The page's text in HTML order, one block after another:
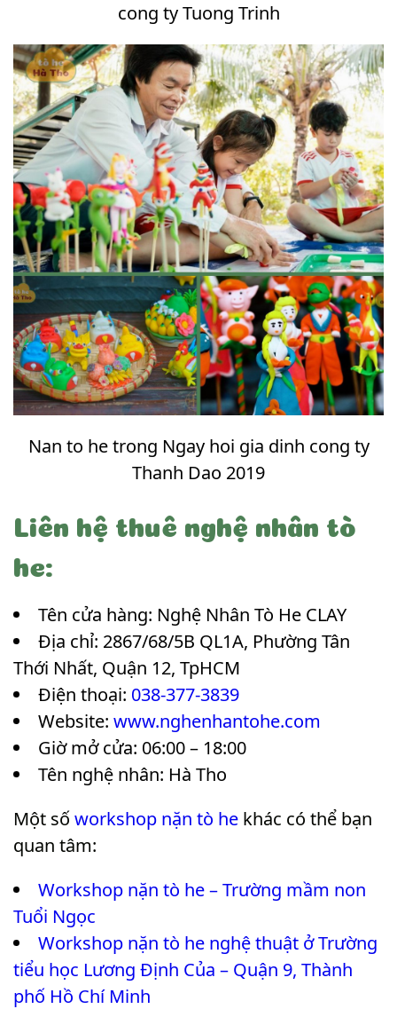
cong ty Tuong Trinh
Nan to he trong Ngay hoi gia dinh cong ty
Thanh Dao 2019
Liên hệ thuê nghệ nhân tò
he:
Tên cửa hàng: Nghệ Nhân Tò He CLAY
Địa chỉ: 2867/68/5B QL1A, Phường Tân
Thới Nhất, Quận 12, TpHCM
Điện thoại: 038-377-3839
Website: www.nghenhantohe.com
Giờ mở cửa: 06:00 – 18:00
Tên nghệ nhân: Hà Tho
Một sốworkshop nặn tò he khác có thể bạn
quan tâm:
Workshop nặn tò he – Trường mầm non
Tuổi Ngọc
Workshop nặn tò he nghệ thuật ở Trường
tiểu học Lương Định Của – Quận 9, Thành
phố Hồ Chí Minh